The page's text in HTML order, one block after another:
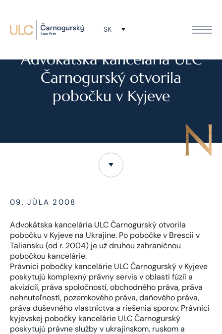
SK
NOVINKY
Advokátska kancelária ULC
Čarnogurský otvorila
pobočku v Kyjeve
09. JÚLA 2008
Advokátska kancelária ULC Čarnogurský otvorila
pobočku v Kyjeve na Ukrajine. Po pobočke v Brescii v
Taliansku (od r. 2004) je už druhou zahraničnou
pobočkou kancelárie.
Právnici pobočky kancelárie ULC Ćarnogurský v Kyjeve
poskytujú komplexný právny servis v oblasti fúzií a
akvizícií, práva spoločností, obchodného práva, práva
nehnuteľností, pozemkového práva, daňového práva,
práva duševného vlastníctva a riešenia sporov. Právnici
kyjevskej pobočky kancelárie ULC Čarnogurský
poskytujú právne služby v ukrajinskom, ruskom a